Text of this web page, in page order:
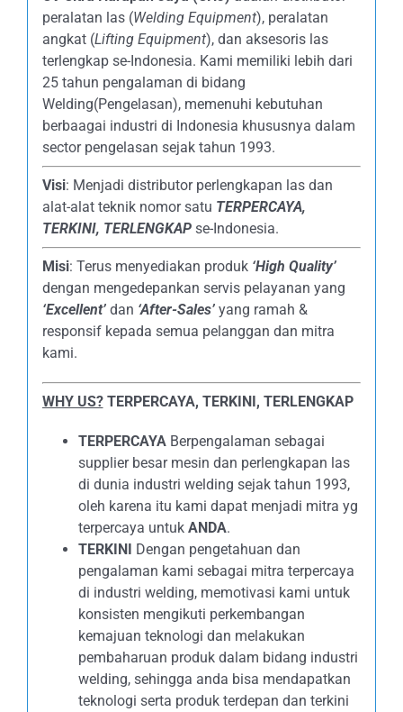
peralatan las (Welding Equipment), peralatan
angkat (Lifting Equipment), dan aksesoris las
terlengkap se-Indonesia. Kami memiliki lebih dari
25 tahun pengalaman di bidang
Welding(Pengelasan), memenuhi kebutuhan
berbaagai industri di Indonesia khususnya dalam
sector pengelasan sejak tahun 1993.
Visi: Menjadi distributor perlengkapan las dan
alat-alat teknik nomor satu TERPERCAYA,
TERKINI, TERLENGKAPse-Indonesia.
Misi: Terus menyediakan produk ‘High Quality’
dengan mengedepankan servis pelayanan yang
‘Excellent’dan ‘After-Sales’yang ramah &
responsif kepada semua pelanggan dan mitra
kami.
WHY US? TERPERCAYA, TERKINI, TERLENGKAP
TERPERCAYABerpengalaman sebagai
supplier besar mesin dan perlengkapan las
di dunia industri welding sejak tahun 1993,
oleh karena itu kami dapat menjadi mitra yg
terpercaya untuk ANDA.
TERKINI Dengan pengetahuan dan
pengalaman kami sebagai mitra terpercaya
di industri welding, memotivasi kami untuk
konsisten mengikuti perkembangan
kemajuan teknologi dan melakukan
pembaharuan produk dalam bidang industri
welding, sehingga anda bisa mendapatkan
teknologi serta produk terdepan dan terkini